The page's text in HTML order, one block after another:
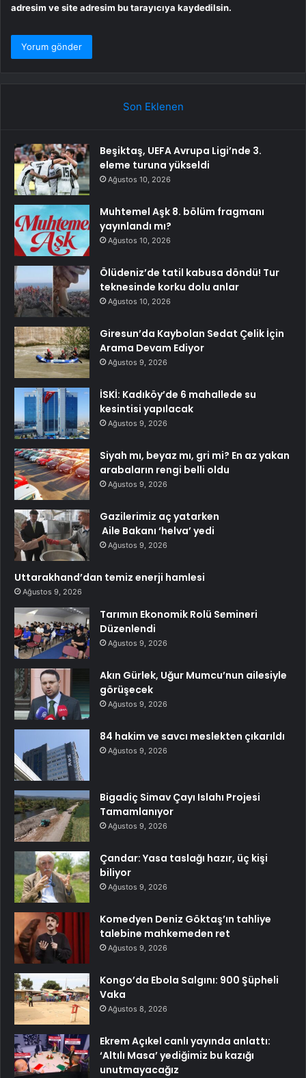
adresim ve site adresim bu tarayıcıya kaydedilsin.
Son Eklenen
Beşiktaş, UEFA Avrupa Ligi’nde 3.
eleme turuna yükseldi
Ağustos 10, 2026
Muhtemel Aşk 8. bölüm fragmanı
yayınlandı mı?
Ağustos 10, 2026
Ölüdeniz’de tatil kabusa döndü! Tur
teknesinde korku dolu anlar
Ağustos 10, 2026
Giresun’da Kaybolan Sedat Çelik İçin
Arama Devam Ediyor
Ağustos 9, 2026
İSKİ: Kadıköy’de 6 mahallede su
kesintisi yapılacak
Ağustos 9, 2026
Siyah mı, beyaz mı, gri mi? En az yakan
arabaların rengi belli oldu
Ağustos 9, 2026
Gazilerimiz aç yatarken
Aile Bakanı ‘helva’ yedi
Ağustos 9, 2026
Uttarakhand’dan temiz enerji hamlesi
Ağustos 9, 2026
Tarımın Ekonomik Rolü Semineri
Düzenlendi
Ağustos 9, 2026
Akın Gürlek, Uğur Mumcu’nun ailesiyle
görüşecek
Ağustos 9, 2026
84 hakim ve savcı meslekten çıkarıldı
Ağustos 9, 2026
Bigadiç Simav Çayı Islahı Projesi
Tamamlanıyor
Ağustos 9, 2026
Çandar: Yasa taslağı hazır, üç kişi
biliyor
Ağustos 9, 2026
Komedyen Deniz Göktaş’ın tahliye
talebine mahkemeden ret
Ağustos 9, 2026
Kongo’da Ebola Salgını: 900 Şüpheli
Vaka
Ağustos 8, 2026
Ekrem Açıkel canlı yayında anlattı:
‘Altılı Masa’ yediğimiz bu kazığı
unutmayacağız